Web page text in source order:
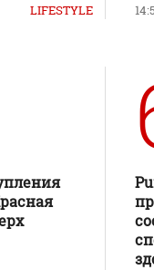
LIFESTYLE